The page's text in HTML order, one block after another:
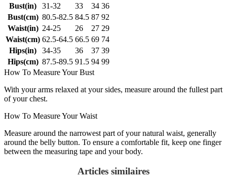
Bust(in)
31-32 33 34 36
Bust(cm) 80.5-82.5 84.5 87 92
Waist(in) 24-25 26 27 29
Waist(cm) 62.5-64.5 66.5 69 74
Hips(in)
34-35 36 37 39
Hips(cm) 87.5-89.5 91.5 94 99
How To Measure Your Bust
With your arms relaxed at your sides, measure around the fullest part
of your chest.
How To Measure Your Waist
Measure around the narrowest part of your natural waist, generally
around the belly button. To ensure a comfortable fit, keep one finger
between the measuring tape and your body.
Articles similaires